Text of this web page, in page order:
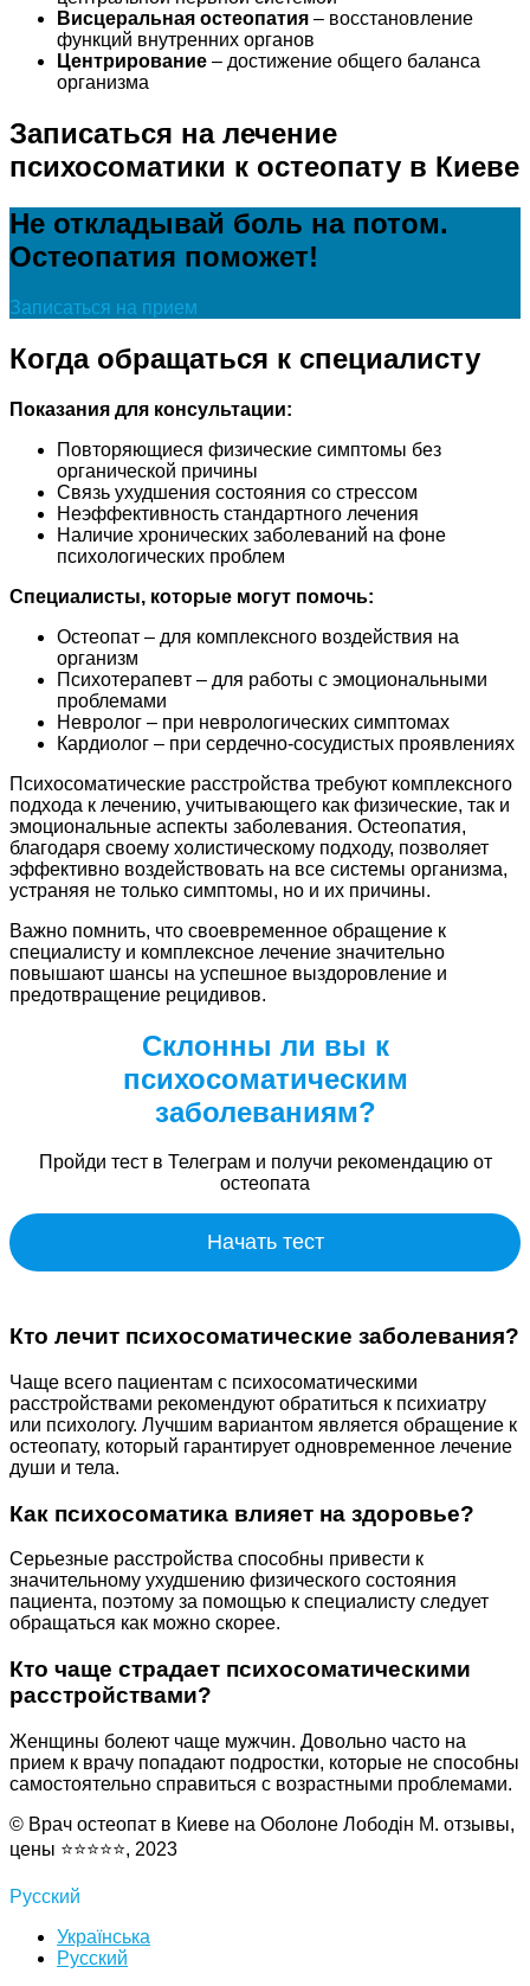
Висцеральная остеопатия – восстановление
функций внутренних органов
Центрирование – достижение общего баланса
организма
Записаться на лечение
психосоматики к остеопату в Киеве
Не откладывай боль на потом.
Остеопатия поможет!
Записаться на прием
Когда обращаться к специалисту
Показания для консультации:
Повторяющиеся физические симптомы без
органической причины
Связь ухудшения состояния со стрессом
Неэффективность стандартного лечения
Наличие хронических заболеваний на фоне
психологических проблем
Специалисты, которые могут помочь:
Остеопат – для комплексного воздействия на
организм
Психотерапевт – для работы с эмоциональными
проблемами
Невролог – при неврологических симптомах
Кардиолог – при сердечно-сосудистых проявлениях
Психосоматические расстройства требуют комплексного
подхода к лечению, учитывающего как физические, так и
эмоциональные аспекты заболевания. Остеопатия,
благодаря своему холистическому подходу, позволяет
эффективно воздействовать на все системы организма,
устраняя не только симптомы, но и их причины.
Важно помнить, что своевременное обращение к
специалисту и комплексное лечение значительно
повышают шансы на успешное выздоровление и
предотвращение рецидивов.
Склонны ли вы к
психосоматическим
заболеваниям?
Пройди тест в Телеграм и получи рекомендацию от
остеопата
Начать тест
Кто лечит психосоматические заболевания?
Чаще всего пациентам с психосоматическими
расстройствами рекомендуют обратиться к психиатру
или психологу. Лучшим вариантом является обращение к
остеопату, который гарантирует одновременное лечение
души и тела.
Как психосоматика влияет на здоровье?
Серьезные расстройства способны привести к
значительному ухудшению физического состояния
пациента, поэтому за помощью к специалисту следует
обращаться как можно скорее.
Кто чаще страдает психосоматическими
расстройствами?
Женщины болеют чаще мужчин. Довольно часто на
прием к врачу попадают подростки, которые не способны
самостоятельно справиться с возрастными проблемами.
© Врач остеопат в Киеве на Оболоне Лободін М. отзывы,
цены ⭐⭐⭐⭐⭐, 2023
Русский
Українська
Русский